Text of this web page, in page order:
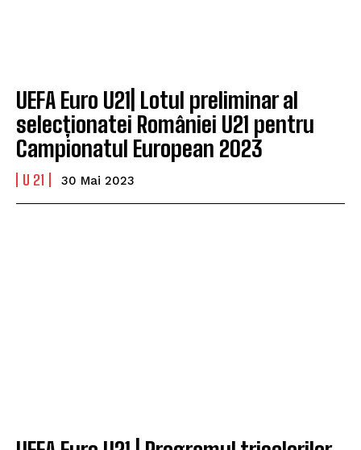
UEFA Euro U21| Lotul preliminar al
selecționatei României U21 pentru
Campionatul European 2023
U 21 30 Mai 2023